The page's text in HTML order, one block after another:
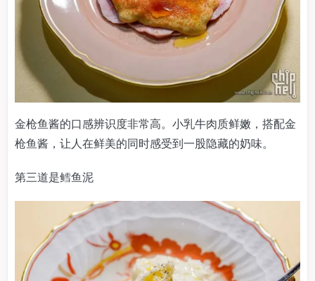
金枪鱼酱的口感辨识度非常高。小乳牛肉质鲜嫩，搭配金
枪鱼酱，让人在鲜美的同时感受到一股隐藏的奶味。
第三道是鳕鱼泥